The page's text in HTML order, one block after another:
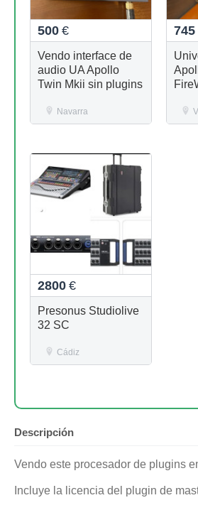
500 €
Vendo interface de
audio UA Apollo
Twin Mkii sin plugins
Navarra
745
2800 €
Presonus Studiolive
32 SC
Cádiz
Descripción
Vendo este procesador de plugins
Incluye la licencia del plugin de